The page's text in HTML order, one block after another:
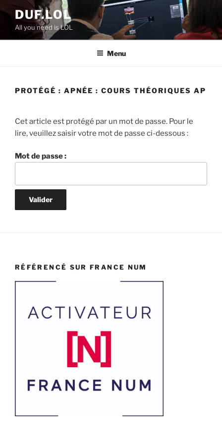
Aller
contenu
principal
DUF.LOL
All you need is LOL
Menu
PROTÉGÉ : APNÉE : COURS THÉORIQUES AP
Cet article est protégé par un mot de passe. Pour le
lire, veuillez saisir votre mot de passe ci-dessous :
Mot de passe :
RÉFÉRENCÉ SUR FRANCE NUM